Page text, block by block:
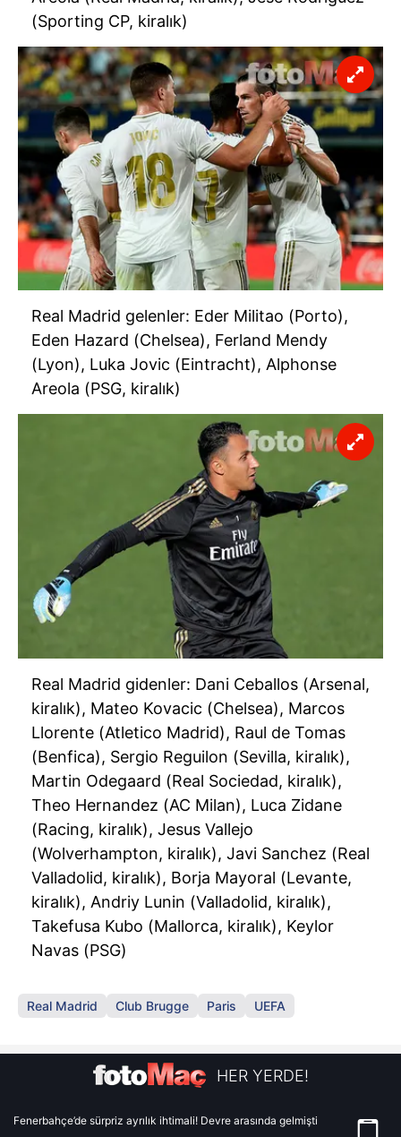
(Sporting CP, kiralık)
Real Madrid gelenler: Eder Militao (Porto),
Eden Hazard (Chelsea), Ferland Mendy
(Lyon), Luka Jovic (Eintracht), Alphonse
Areola (PSG, kiralık)
Real Madrid gidenler: Dani Ceballos (Arsenal,
kiralık), Mateo Kovacic (Chelsea), Marcos
Llorente (Atletico Madrid), Raul de Tomas
(Benfica), Sergio Reguilon (Sevilla, kiralık),
Martin Odegaard (Real Sociedad, kiralık),
Theo Hernandez (AC Milan), Luca Zidane
(Racing, kiralık), Jesus Vallejo
(Wolverhampton, kiralık), Javi Sanchez (Real
Valladolid, kiralık), Borja Mayoral (Levante,
kiralık), Andriy Lunin (Valladolid, kiralık),
Takefusa Kubo (Mallorca, kiralık), Keylor
Navas (PSG)
Real Madrid Club Brugge Paris UEFA
HER YERDE!
Fenerbahçe’de sürpriz ayrılık ihtimali! Devre arasında gelmişti